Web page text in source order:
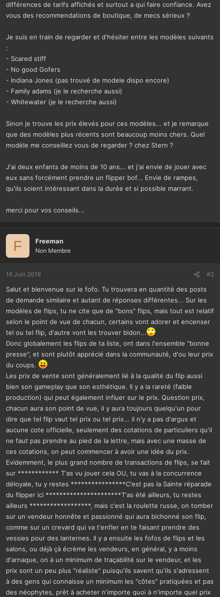
i
o
différences de tarifs affichés et surtout a qui faire confiance. Avez
vous des recommendations de boutique, de mecs sérieux ?
Je suis en train de regarder et d'hésiter entre les modèles suivants
:
- Scared stiff
- No good Gofers
- Indiana Jones (pas trouvé de modele dispo encore)
- Family adams (je le recherche aussi)
- Whitewater (je le recherche aussi)
Sinon je trouve les prix élevés pour ces modèles... et je remarque
que des modèles plus récents sont beaucoup moins chers. Quel
modèle me conseillez vous de regarder ? chez Stern ?
J'ai deux enfants de moins de 10 ans... et j'ai envie de jouer avec
eux sans forcément prendre un flipper bof... Envie de rampes,
qu'ils soient intéressant dans la durée et si possible marrant.
merci pour vos conseils...
F Freeman
Non Membre
16 Juin 2016 #2
Salut et bienvenue sur le fofo. Tu trouvera en quantité des posts
de demande similaire et autant de réponses différentes... Sur les
modèles de flips, tu ne cite que de "bons" flips, mais tout est relatif
selon le point de vue de chacun, certains vont adorer et encenser
tel ou tel flip, d'autre vont les trouver bidon...
Donc globalement les flips de ta liste, ont dans l'ensemble "bonne
presse", et sont plutôt apprécié dans la communauté, d'ou leur prix
du coups.
Les prix de vente sont généralement lié à la qualité du flip aussi
bien son gameplay que son esthétique. Il y a la rareté (faible
production) qui peut également influer sur le prix. Question prix,
chacun aura son point de vue, il y aura toujours quelqu'un pour
dire que tel flip vaut tel prix ou tel prix... il n'y a pas d'argus et
aucune cote officielle, seulement des cotations de particuliers qu'il
ne faut pas prendre au pied de la lettre, mais avec une masse de
ces cotations, on peut commencer à avoir une idée du prix.
Evidemment, le plus grand nombre de transactions de flips, se fait
sur ************ T'as vu jouer cela OU, tu vas à la concurrence
déloyale, tu y restes ****************C'est pas la Sainte réparade
du flipper ici **********************T'as été ailleurs, tu restes
ailleurs ******************, mais c'est la roulette russe, on tomber
sur un vendeur honnête et passionné qui aura bichonné son flip,
comme sur un crevard qui va t'enfler en te faisant prendre des
vessies pour des lanternes. Il y a ensuite les fofos de flips et les
salons, ou déjà çà écrème les vendeurs, en général, y a moins
d'arnaque, on à un minimum de traçabilité sur le vendeur, et les
prix sont un peu plus "réaliste" puisqu'ils savent qu'ils s'adressent
à des gens qui connaisse un minimum les "côtes" pratiquées et pas
des néophytes, prêt à acheter n'importe quoi à n'importe quel prix